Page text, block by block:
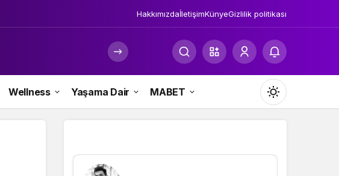
HakkımızdaİletişimKünyeGizlilik politikası
Wellness Yaşama Dair MABET
Mod
değiştir